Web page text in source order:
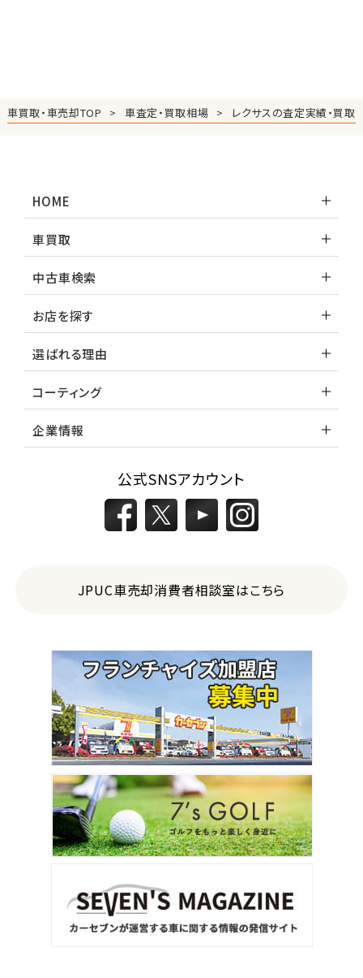
車買取・車売却TOP 車査定・買取相場 レクサスの査定実績・買取
HOME
車買取
中古車検索
お店を探す
選ばれる理由
コーティング
企業情報
公式SNSアカウント
JPUC車売却消費者相談室はこちら